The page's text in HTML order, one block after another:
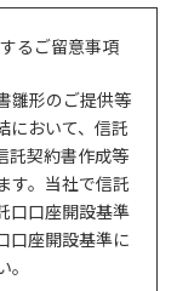
るご留意事項
雛形のご提供等
において、信託
託契約書作成等
す。当社で信託
口口座開設基準
口座開設基準に